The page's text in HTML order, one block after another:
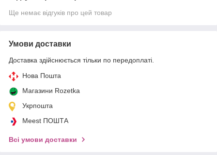
Ще немає відгуків про цей товар
Умови доставки
Доставка здійснюється тільки по передоплаті.
Нова Пошта
Магазини Rozetka
Укрпошта
Meest ПОШТА
Всі умови доставки